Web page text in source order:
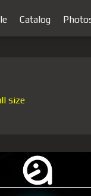
Catalog
size